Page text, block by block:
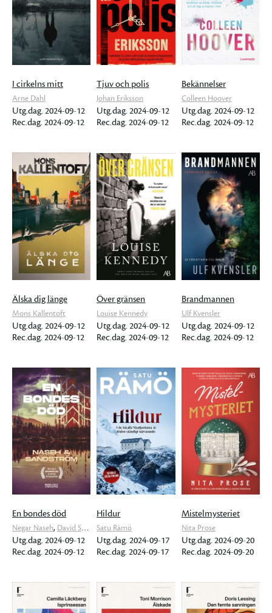
I cirkelns mitt
Arne Dahl
Utg.dag. 2024-09-12
Rec.dag. 2024-09-12
Tjuv och polis
Johan Eriksson
Utg.dag. 2024-09-12
Rec.dag. 2024-09-12
Bekännelser
Colleen Hoover
Utg.dag. 2024-09-12
Rec.dag. 2024-09-12
Älska dig länge
Mons Kallentoft
Utg.dag. 2024-09-12
Rec.dag. 2024-09-12
Över gränsen
Louise Kennedy
Utg.dag. 2024-09-12
Rec.dag. 2024-09-12
Brandmannen
Ulf Kvensler
Utg.dag. 2024-09-12
Rec.dag. 2024-09-12
En bondes död
Negar Naseh, David Sandström
Utg.dag. 2024-09-12
Rec.dag. 2024-09-12
Hildur
Satu Rämö
Utg.dag. 2024-09-17
Rec.dag. 2024-09-17
Mistelmysteriet
Nita Prose
Utg.dag. 2024-09-20
Rec.dag. 2024-09-20